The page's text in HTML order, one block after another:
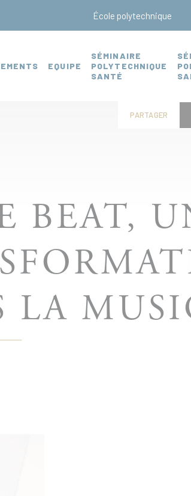
École polytechnique
EQUIPE
SÉMINAIRE
POLYTECHNIQUE
SANTÉ
PARTAGER
BEAT,
LA